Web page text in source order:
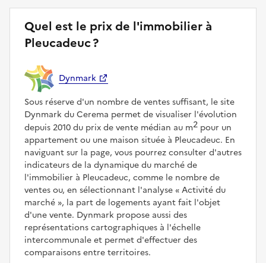
Quel est le prix de l'immobilier à
Pleucadeuc ?
Dynmark
Sous réserve d'un nombre de ventes suffisant, le site
Dynmark du Cerema permet de visualiser l'évolution
depuis 2010 du prix de vente médian au m2 pour un
appartement ou une maison située à Pleucadeuc. En
naviguant sur la page, vous pourrez consulter d'autres
indicateurs de la dynamique du marché de
l'immobilier à Pleucadeuc, comme le nombre de
ventes ou, en sélectionnant l'analyse
Activité du
marché , la part de logements ayant fait l'objet
d'une vente. Dynmark propose aussi des
représentations cartographiques à l'échelle
intercommunale et permet d'effectuer des
comparaisons entre territoires.